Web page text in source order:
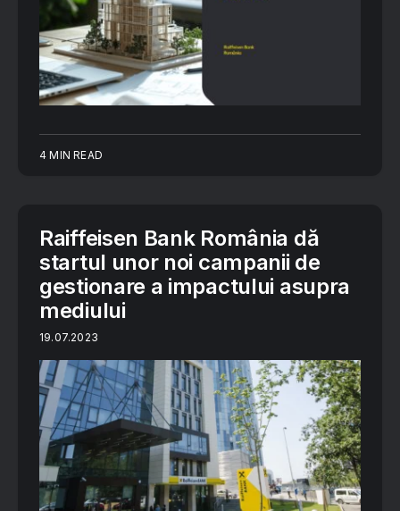
4 MIN READ
Raiffeisen Bank România dă
startul unor noi campanii de
gestionare a impactului asupra
mediului
19.07.2023